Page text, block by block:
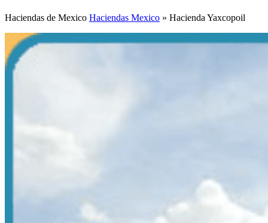
Haciendas de Mexico Haciendas Mexico » Hacienda Yaxcopoil